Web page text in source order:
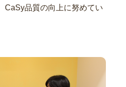
CaSy品質の向上に努めてい